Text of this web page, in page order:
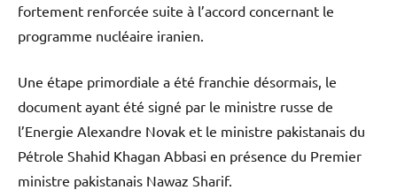
fortement renforcée suite à l’accord concernant le
programme nucléaire iranien.
Une étape primordiale a été franchie désormais, le
document ayant été signé par le ministre russe de
l’Energie Alexandre Novak et le ministre pakistanais du
Pétrole Shahid Khagan Abbasi en présence du Premier
ministre pakistanais Nawaz Sharif.